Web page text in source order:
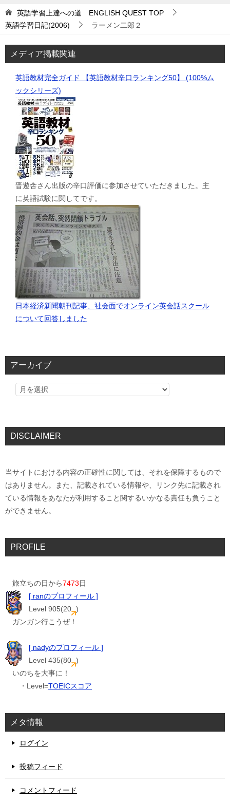
英語学習上達への道 ENGLISH QUEST TOP
英語学習日記(2006)
ラーメン二郎２
メディア掲載関連
英語教材完全ガイド 【英語教材辛口ランキング50】 (100%ム
ックシリーズ)
晋遊舎さん出版の辛口評価に参加させていただきました。主
に英語試験に関してです。
日本経済新聞朝刊記事、社会面でオンライン英会話スクール
について回答しました
アーカイブ
DISCLAIMER
当サイトにおける内容の正確性に関しては、それを保障するもので
はありません。また、記載されている情報や、リンク先に記載され
ている情報をあなたが利用すること関するいかなる責任も負うこと
ができません。
PROFILE
旅立ちの日から7473日
[ ranのプロフィール ]
Level 905(20 )
ガンガン行こうぜ！
[ nadyのプロフィール ]
Level 435(80 )
いのちを大事に！
・Level=TOEICスコア
メタ情報
ログイン
投稿フィード
コメントフィード